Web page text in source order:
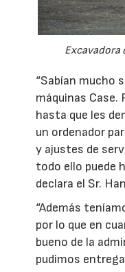
Excavadora
“Sabían mucho
máquinas Case.
hasta que les
un ordenador
y ajustes de
todo ello puede
declara el Sr.
“Además
por lo que en
bueno de la
pudimos